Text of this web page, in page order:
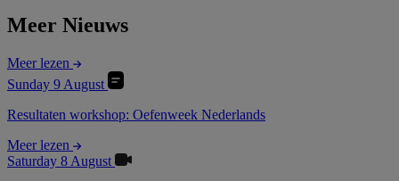
Meer Nieuws
Meer lezen
Sunday 9 August
Resultaten workshop: Oefenweek Nederlands
Meer lezen
Saturday 8 August